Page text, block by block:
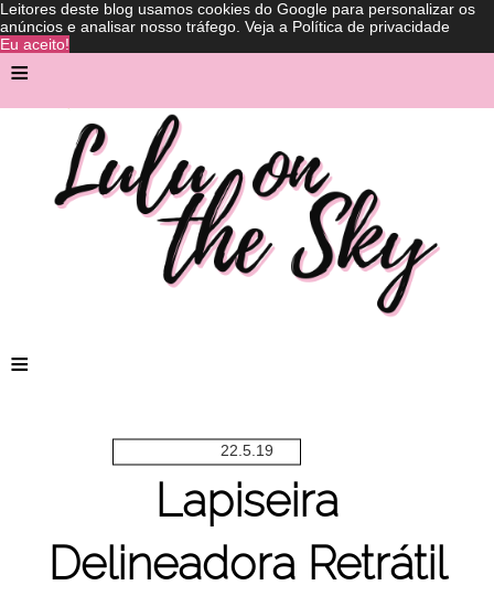
Leitores deste blog usamos cookies do Google para personalizar os
anúncios e analisar nosso tráfego. Veja a Política de privacidade
Eu aceito!
≡
≡
22.5.19
Lapiseira
Delineadora Retrátil